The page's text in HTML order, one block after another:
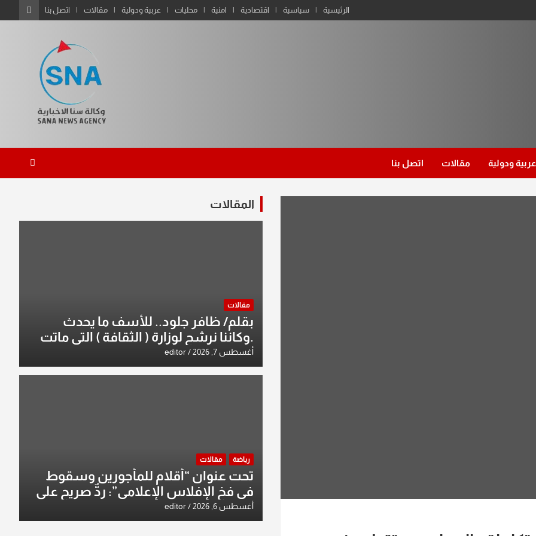
الرئيسية سياسية اقتصادية امنية محليات عربية ودولية مقالات اتصل بنا
عربية ودولية مقالات اتصل بنا
المقالات
مقالات
بقلم/ ظافر جلود.. للأسف ما يحدث
.وكاننا نرشح لوزارة ( الثقافة ) التي ماتت
من زمان وزير يمثلها من النخبة والإرث
العظيم للثقافة العراقية..
أغسطس 7, 2026 editor
رياضة مقالات
تحت عنوان “أقلام للمأجورين وسقوط
في فخ الإفلاس الإعلامي”: ردٌّ صريح على
افتراءات سمير الشكرجي
أغسطس 6, 2026 editor